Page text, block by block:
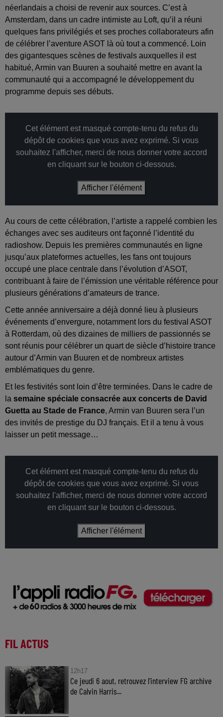
néerlandais a choisi de revenir aux sources. C’est à
Amsterdam, dans un cadre intimiste au Loft, qu’il a réuni
quelques fans privilégiés et ses proches collaborateurs afin
de célébrer l’aventure ASOT là où tout a commencé. Loin
des gigantesques scènes de festivals auxquelles il est
habitué, Armin van Buuren a souhaité mettre en avant la
communauté qui a accompagné le développement du
programme depuis ses débuts.
Cet élément est masqué compte-tenu du refus du
dépôt de cookies que vous avez exprimé. Si vous
souhaitez l'afficher, merci de nous donner votre accord
en cliquant sur le bouton ci-dessous.
Afficher l'élément
Au cours de cette célébration, l’artiste a rappelé combien les
échanges avec ses auditeurs ont façonné l’identité du
radioshow. Depuis les premières communautés en ligne
jusqu’aux plateformes actuelles, les fans ont toujours
occupé une place centrale dans l’évolution d’ASOT,
contribuant à faire de l’émission une véritable référence pour
plusieurs générations d’amateurs de trance.
Cette année anniversaire a déjà donné lieu à plusieurs
événements d’envergure, notamment lors du festival ASOT
à Rotterdam, où des dizaines de milliers de passionnés se
sont réunis pour célébrer un quart de siècle d’histoire trance
autour d’Armin van Buuren et de nombreux artistes
emblématiques du genre.
Et les festivités sont loin d’être terminées. Dans le cadre de
la semaine spéciale consacrée aux concerts de David
Guetta au Stade de France, Armin van Buuren sera l’un
des invités de prestige du DJ français. Et il a tenu à vous
laisser un petit message…
Cet élément est masqué compte-tenu du refus du
dépôt de cookies que vous avez exprimé. Si vous
souhaitez l'afficher, merci de nous donner votre accord
en cliquant sur le bouton ci-dessous.
Afficher l'élément
FIL ACTUS
12h17
Ce jeudi 6 aout, retrouvez l'interview FG archive
de Calvin Harris...